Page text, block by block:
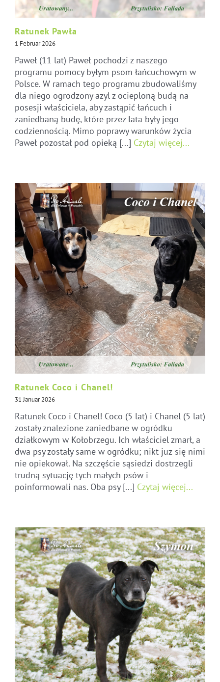
Ratunek Pawła
1 Februar 2026
Paweł (11 lat) Paweł pochodzi z naszego
programu pomocy byłym psom łańcuchowym w
Polsce. W ramach tego programu zbudowaliśmy
dla niego ogrodzony azyl z ocieploną budą na
posesji właściciela, aby zastąpić łańcuch i
zaniedbaną budę, które przez lata były jego
codziennością. Mimo poprawy warunków życia
Paweł pozostał pod opieką [...] Czytaj więcej...
Ratunek Coco i Chanel!
31 Januar 2026
Ratunek Coco i Chanel! Coco (5 lat) i Chanel (5 lat)
zostały znalezione zaniedbane w ogródku
działkowym w Kołobrzegu. Ich właściciel zmarł, a
dwa psy zostały same w ogródku; nikt już się nimi
nie opiekował. Na szczęście sąsiedzi dostrzegli
trudną sytuację tych małych psów i
poinformowali nas. Oba psy [...] Czytaj więcej...